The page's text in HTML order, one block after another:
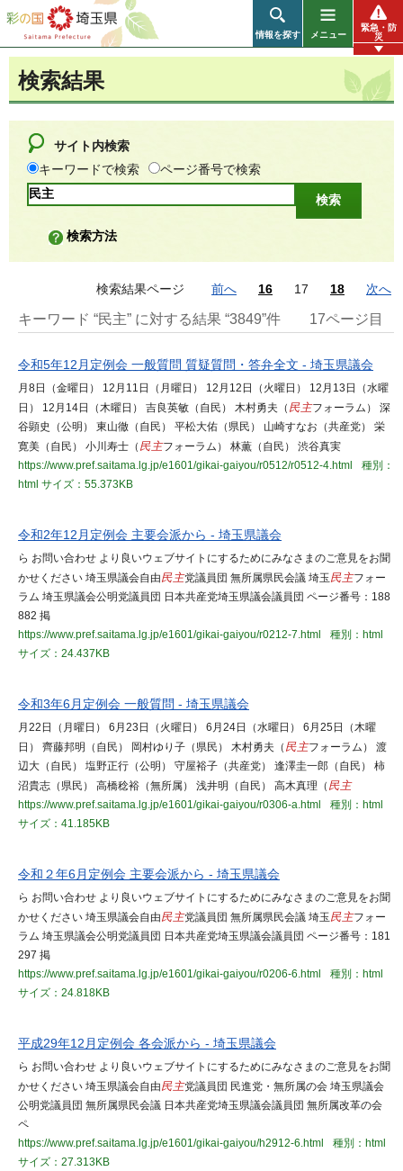
彩の国 埼玉県
情報を探す メニュー
緊急・防
災
検索結果
サイト内検索
キーワードで検索
ページ番号で検索
検索方法
検索結果ページ 前へ 16 17 18 次へ
キーワード “民主” に対する結果 “3849”件 17ページ目
令和5年12月定例会 一般質問 質疑質問・答弁全文 - 埼玉県議会
月8日（金曜日） 12月11日（月曜日） 12月12日（火曜日） 12月13日（水曜
日） 12月14日（木曜日） 吉良英敏（自民） 木村勇夫（ 民主フォーラム） 深
谷顕史（公明） 東山徹（自民） 平松大佑（県民） 山崎すなお（共産党） 栄
寛美（自民） 小川寿士（ 民主フォーラム） 林薫（自民） 渋谷真実
https://www.pref.saitama.lg.jp/e1601/gikai-gaiyou/r0512/r0512-4.html
種別：
html サイズ：55.373KB
令和2年12月定例会 主要会派から - 埼玉県議会
ら お問い合わせ より良いウェブサイトにするためにみなさまのご意見をお聞
かせください 埼玉県議会自由民主党議員団 無所属県民会議 埼玉民主フォー
ラム 埼玉県議会公明党議員団 日本共産党埼玉県議会議員団 ページ番号：188
882 掲
https://www.pref.saitama.lg.jp/e1601/gikai-gaiyou/r0212-7.html
種別：html
サイズ：24.437KB
令和3年6月定例会 一般質問 - 埼玉県議会
月22日（月曜日） 6月23日（火曜日） 6月24日（水曜日） 6月25日（木曜
日） 齊藤邦明（自民） 岡村ゆり子（県民） 木村勇夫（ 民主フォーラム） 渡
辺大（自民） 塩野正行（公明） 守屋裕子（共産党） 逢澤圭一郎（自民） 柿
沼貴志（県民） 高橋稔裕（無所属） 浅井明（自民） 高木真理（ 民主
https://www.pref.saitama.lg.jp/e1601/gikai-gaiyou/r0306-a.html
種別：html
サイズ：41.185KB
令和２年6月定例会 主要会派から - 埼玉県議会
ら お問い合わせ より良いウェブサイトにするためにみなさまのご意見をお聞
かせください 埼玉県議会自由民主党議員団 無所属県民会議 埼玉民主フォー
ラム 埼玉県議会公明党議員団 日本共産党埼玉県議会議員団 ページ番号：181
297 掲
https://www.pref.saitama.lg.jp/e1601/gikai-gaiyou/r0206-6.html
種別：html
サイズ：24.818KB
平成29年12月定例会 各会派から - 埼玉県議会
ら お問い合わせ より良いウェブサイトにするためにみなさまのご意見をお聞
かせください 埼玉県議会自由民主党議員団 民進党・無所属の会 埼玉県議会
公明党議員団 無所属県民会議 日本共産党埼玉県議会議員団 無所属改革の会
ペ
https://www.pref.saitama.lg.jp/e1601/gikai-gaiyou/h2912-6.html
種別：html
サイズ：27.313KB